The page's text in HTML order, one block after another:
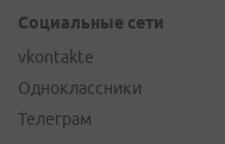
Социальные сети
vkontakte
Одноклассники
Телеграм